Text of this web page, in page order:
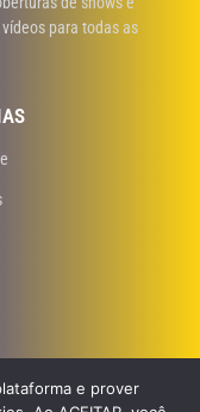
para todas as
e prover